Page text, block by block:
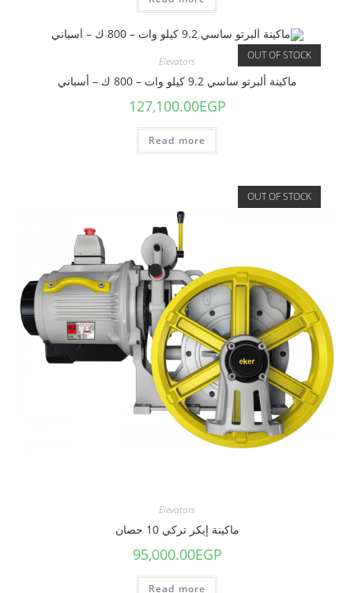
OUT OF STOCK
Elevators
ماكينة ألبرتو ساسي 9.2 كيلو وات – 800 ك – أسباني
127,100.00EGP
Read more
OUT OF STOCK
Elevators
ماكينة إيكر تركي 10 حصان
95,000.00EGP
Read more